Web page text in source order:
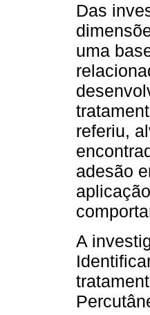
Das
uma
referiu,
adesão
A